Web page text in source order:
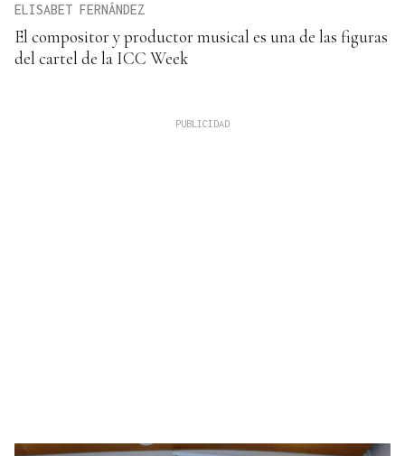
ELISABET FERNÁNDEZ
El compositor y productor musical es una de las figuras
del cartel de la ICC Week